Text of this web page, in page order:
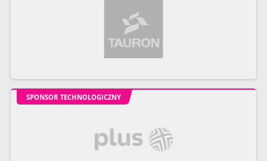
SPONSOR TECHNOLOGICZNY